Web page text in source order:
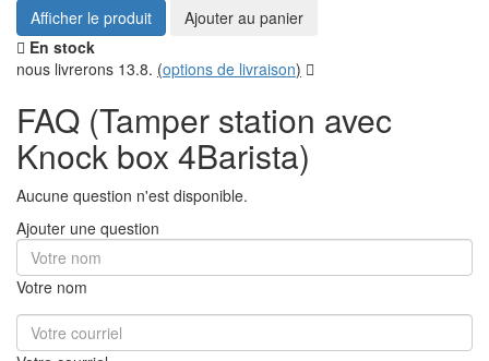
Afficher le produit
Ajouter au panier
En stock
nous livrerons 13.8. (options de livraison)
FAQ (Tamper station avec
Knock box 4Barista)
Aucune question n'est disponible.
Ajouter une question
Votre nom